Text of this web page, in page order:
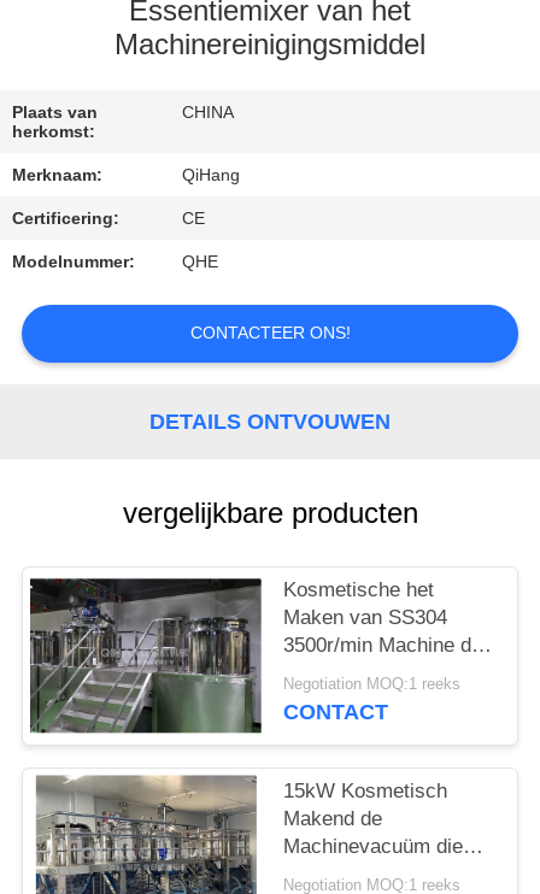
VERZOEK
OM
CITAAT
NIEUWS
Essentiemixer van het
Machinereinigingsmiddel
Plaats van
herkomst:
CHINA
Merknaam: QiHang
Certificering: CE
Modelnummer: QHE
CONTACTEER ONS!
DETAILS ONTVOUWEN
vergelijkbare producten
Kosmetische het
Maken van SS304
3500r/min Machine die
Homogenisator
mengen
Negotiation MOQ:1 reeks
CONTACT
15kW Kosmetisch
Makend de
Machinevacuüm die
van de
Negotiation MOQ:1 reeks